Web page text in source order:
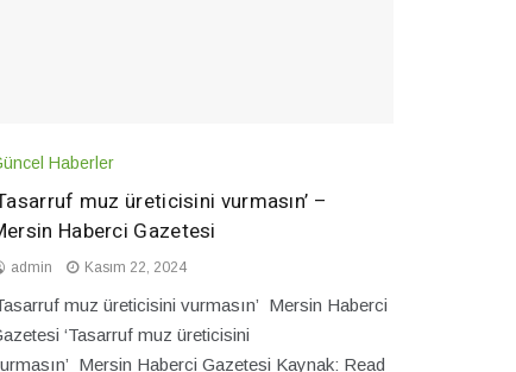
Haberler
muz üreticisini vurmasın’ –
Haberci Gazetesi
admin Kasım 22, 2024
muz üreticisini vurmasın’ Mersin Haberci
‘Tasarruf muz üreticisini
Mersin Haberci Gazetesi Kaynak: Read